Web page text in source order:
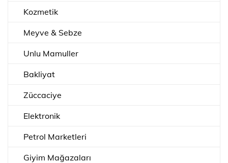
Kozmetik
Meyve & Sebze
Unlu Mamuller
Bakliyat
Züccaciye
Elektronik
Petrol Marketleri
Giyim Mağazaları